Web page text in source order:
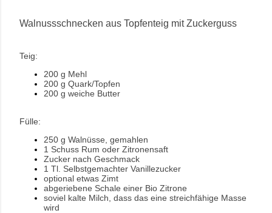
Walnussschnecken aus Topfenteig mit Zuckerguss
Teig:
200 g Mehl
200 g Quark/Topfen
200 g weiche Butter
Fülle:
250 g Walnüsse, gemahlen
1 Schuss Rum oder Zitronensaft
Zucker nach Geschmack
1 Tl. Selbstgemachter Vanillezucker
optional etwas Zimt
abgeriebene Schale einer Bio Zitrone
soviel kalte Milch, dass das eine streichfähige Masse
wird